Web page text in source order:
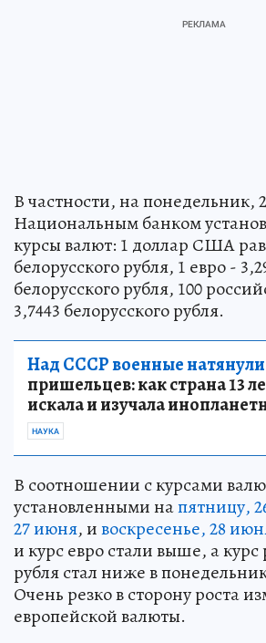
В частности, на понедельник,
Национальным банком
курсы валют: 1 доллар США
белорусского рубля, 1 евро -
белорусского рубля, 100
3,7443 белорусского рубля.
Над СССР военные натянули
пришельцев: как страна 13
искала и изучала
НАУКА
В соотношении с курсами
установленными напятницу,
27 июня, ивоскресенье, 28
и курс евро стали выше, а курс
рубля стал ниже в
Очень резко в сторону роста
европейской валюты.